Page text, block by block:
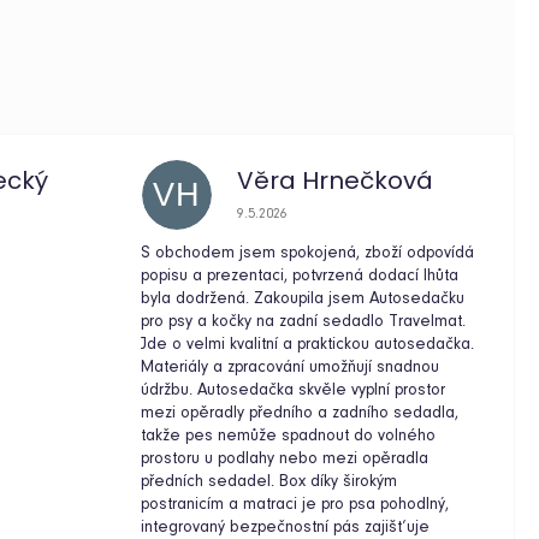
5 z 5 hvězdiček. VH Věra Hrnečková
Hodnocení obchodu je 5 z 5 hvězdiček.
9.5.2026
S obchodem jsem spokojená, zboží odpovídá
popisu a prezentaci, potvrzená dodací lhůta
byla dodržená. Zakoupila jsem Autosedačku
pro psy a kočky na zadní sedadlo Travelmat.
Jde o velmi kvalitní a praktickou autosedačka.
Materiály a zpracování umožňují snadnou
údržbu. Autosedačka skvěle vyplní prostor
mezi opěradly předního a zadního sedadla,
takže pes nemůže spadnout do volného
prostoru u podlahy nebo mezi opěradla
předních sedadel. Box díky širokým
postranicím a matraci je pro psa pohodlný,
integrovaný bezpečnostní pás zajišťuje